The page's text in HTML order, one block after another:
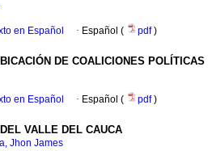
en Español · Español ( pdf)
DE COALICIONES
en Español · Español ( pdf)
VALLE DEL CAUCA
Jhon James